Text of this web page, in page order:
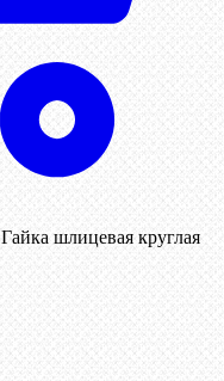
Гайка шлицевая круглая